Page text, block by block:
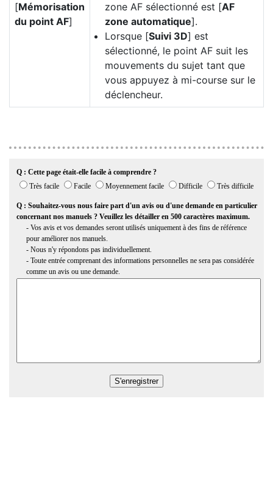
[Mémorisation
du point AF]
zone AF sélectionné est [AF
zone automatique].
Lorsque [Suivi 3D] est
sélectionné, le point AF suit les
mouvements du sujet tant que
vous appuyez à mi-course sur le
déclencheur.